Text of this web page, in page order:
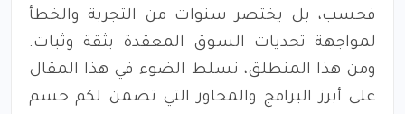
فحسب، بل يختصر سنوات من التجربة والخطأ
لمواجهة تحديات السوق المعقدة بثقة وثبات.
ومن هذا المنطلق، نسلط الضوء في هذا المقال
على أبرز البرامج والمحاور التي تضمن لكم حسم